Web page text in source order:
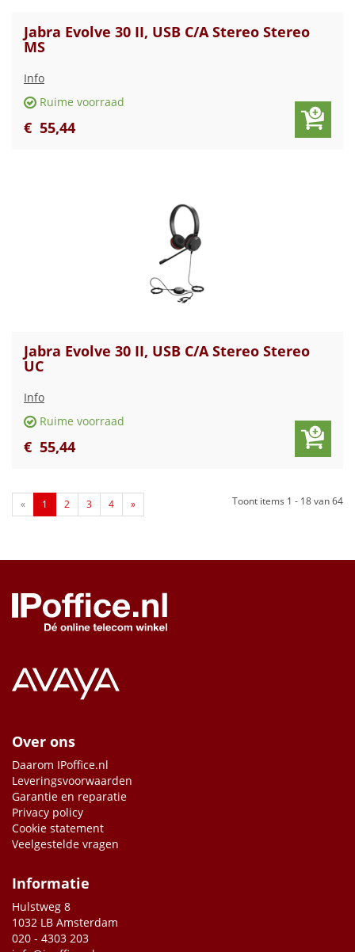
Jabra Evolve 30 II, USB C/A Stereo Stereo
MS
Info
Ruime voorraad
€ 55,44
Jabra Evolve 30 II, USB C/A Stereo Stereo
UC
Info
Ruime voorraad
€ 55,44
Toont items 1 - 18van64
« 1 2 3 4 »
Over ons
Daarom IPoffice.nl
Leveringsvoorwaarden
Garantie en reparatie
Privacy policy
Cookie statement
Veelgestelde vragen
Informatie
Hulstweg 8
1032 LB Amsterdam
020 - 4303 203